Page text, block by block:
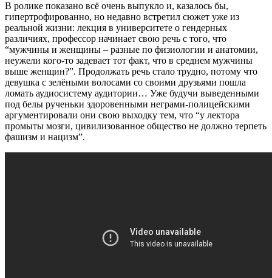
В ролике показано всё очень выпукло и, казалось бы,
гипертрофированно, но недавно встретил сюжет уже из
реальной жизни: лекция в университете о гендерных
различиях, профессор начинает свою речь с того, что
“мужчины и женщины – разные по физиологии и анатомии,
неужели кого-то задевает тот факт, что в среднем мужчины
выше женщин?”. Продолжать речь стало трудно, потому что
девушка с зелёными волосами со своими друзьями пошла
ломать аудиосистему аудитории… Уже будучи выведенными
под белы рученьки здоровенными неграми-полицейскими
аргументировали они свою выходку тем, что “у лектора
промыты мозги, цивилизованное общество не должно терпеть
фашизм и нацизм”.